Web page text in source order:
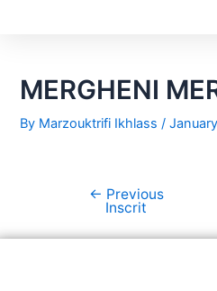
MERGHENI
By Marzouktrifi Ikhlass/
← Previous
Inscrit